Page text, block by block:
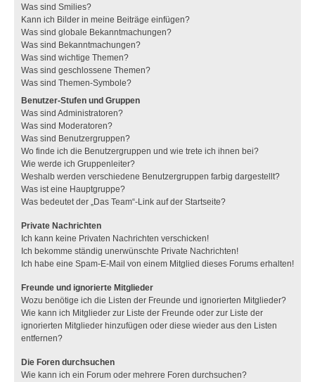
Was sind Smilies?
Kann ich Bilder in meine Beiträge einfügen?
Was sind globale Bekanntmachungen?
Was sind Bekanntmachungen?
Was sind wichtige Themen?
Was sind geschlossene Themen?
Was sind Themen-Symbole?
Benutzer-Stufen und Gruppen
Was sind Administratoren?
Was sind Moderatoren?
Was sind Benutzergruppen?
Wo finde ich die Benutzergruppen und wie trete ich ihnen bei?
Wie werde ich Gruppenleiter?
Weshalb werden verschiedene Benutzergruppen farbig dargestellt?
Was ist eine Hauptgruppe?
Was bedeutet der „Das Team“-Link auf der Startseite?
Private Nachrichten
Ich kann keine Privaten Nachrichten verschicken!
Ich bekomme ständig unerwünschte Private Nachrichten!
Ich habe eine Spam-E-Mail von einem Mitglied dieses Forums erhalten!
Freunde und ignorierte Mitglieder
Wozu benötige ich die Listen der Freunde und ignorierten Mitglieder?
Wie kann ich Mitglieder zur Liste der Freunde oder zur Liste der
ignorierten Mitglieder hinzufügen oder diese wieder aus den Listen
entfernen?
Die Foren durchsuchen
Wie kann ich ein Forum oder mehrere Foren durchsuchen?